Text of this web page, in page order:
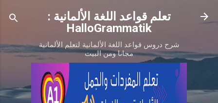
التخطي إلى المحتوى الرئيسي
تعلم قواعد اللغة الألمانية :
HalloGrammatik
شرح دروس قواعد اللغة الألمانية لتعلم الألمانية
مجانا ومن البيت